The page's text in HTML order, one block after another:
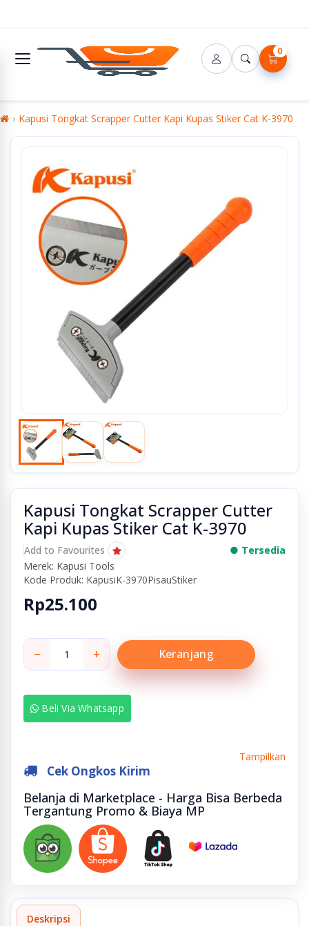
0
Kapusi Tongkat Scrapper Cutter Kapi Kupas Stiker Cat K-3970
Kapusi Tongkat Scrapper Cutter
Kapi Kupas Stiker Cat K-3970
Add to Favourites
● Tersedia
Merek: Kapusi Tools
Kode Produk: KapusiK-3970PisauStiker
Rp25.100
− + Keranjang
Beli Via Whatsapp
Cek Ongkos Kirim
Tampilkan
Belanja di Marketplace - Harga Bisa Berbeda
Tergantung Promo & Biaya MP
Deskripsi